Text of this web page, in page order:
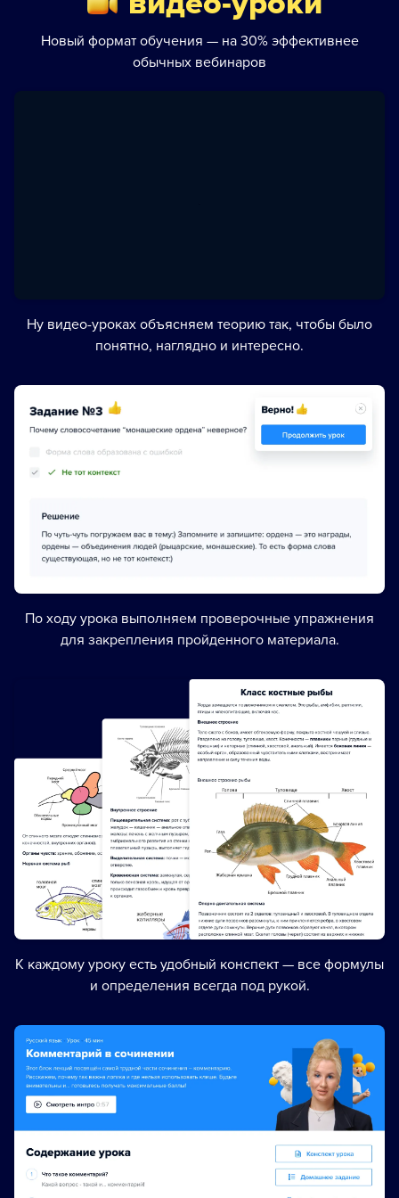
Новый формат обучения — на 30% эффективнее
обычных вебинаров
Ну видео-уроках объясняем теорию так, чтобы было
понятно, наглядно и интересно.
По ходу урока выполняем проверочные упражнения
для закрепления пройденного материала.
К каждому уроку есть удобный конспект — все формулы
и определения всегда под рукой.